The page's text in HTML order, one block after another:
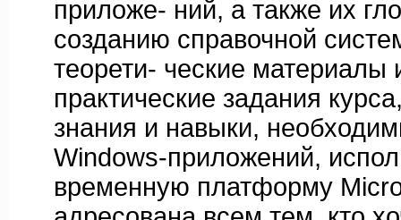
приложе- ний, а также их
созданию справочной
теорети- ческие материалы
практические задания
знания и навыки,
Windows-приложений,
временную платформу